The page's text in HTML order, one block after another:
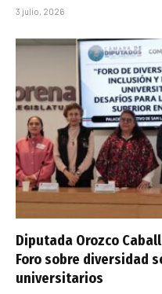
3 julio, 2026
Diputada Orozco
Foro sobre diversidad
universitarios